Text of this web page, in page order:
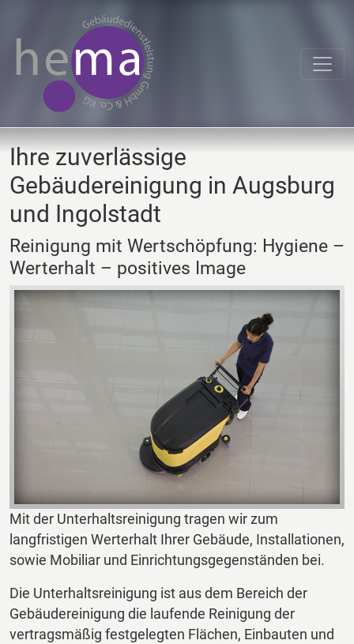
springen
Zum
springen
Ihre zuverlässige
Gebäudereinigung in Augsburg
und Ingolstadt
Reinigung mit Wertschöpfung: Hygiene –
Werterhalt – positives Image
Mit der Unterhaltsreinigung tragen wir zum
langfristigen Werterhalt Ihrer Gebäude, Installationen,
sowie Mobiliar und Einrichtungsgegenständen bei.
Die Unterhaltsreinigung ist aus dem Bereich der
Gebäudereinigung die laufende Reinigung der
vertragsmäßig festgelegten Flächen, Einbauten und